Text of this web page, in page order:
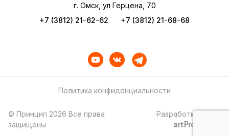
г. Омск, ул Герцена, 70
+7 (3812) 21-62-62
+7 (3812) 21-68-68
Политика конфиденциальности
© Принцип 2026 Все права
защищены
Разработка сайта